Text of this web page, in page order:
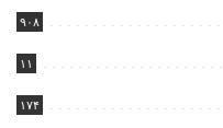
۹۰۸
۱۱
۱۷۴